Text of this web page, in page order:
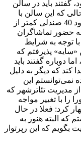
گفتند باید در سالن
که این سالن با
توجه به تغییراتی که در آن صورت گرفته حدود 40 صندلی کمتر از
حضور تماشاگران
توجه به شرایط
پذیرفتم که
دوباره گفتند باید
کند که دیگر به دلیل
نمی‌توانستم این
از مدیریت تئاترشهر که
با تغییر مواجه
کرد:‌ فعلا در حال
که البته هنوز به
بگویم که این رپرتوار